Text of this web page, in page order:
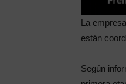
La
están
Según